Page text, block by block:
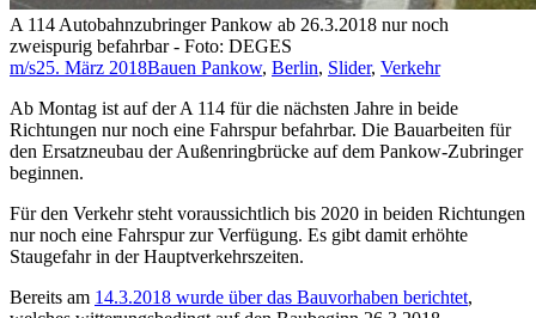
A 114 Autobahnzubringer Pankow ab 26.3.2018 nur noch
zweispurig befahrbar - Foto: DEGES
m/s25. März 2018Bauen Pankow, Berlin, Slider, Verkehr
Ab Montag ist auf der A 114 für die nächsten Jahre in beide
Richtungen nur noch eine Fahrspur befahrbar. Die Bauarbeiten für
den Ersatzneubau der Außenringbrücke auf dem Pankow-Zubringer
beginnen.
Für den Verkehr steht voraussichtlich bis 2020 in beiden Richtungen
nur noch eine Fahrspur zur Verfügung. Es gibt damit erhöhte
Staugefahr in der Hauptverkehrszeiten.
Bereits am 14.3.2018 wurde über das Bauvorhaben berichtet,